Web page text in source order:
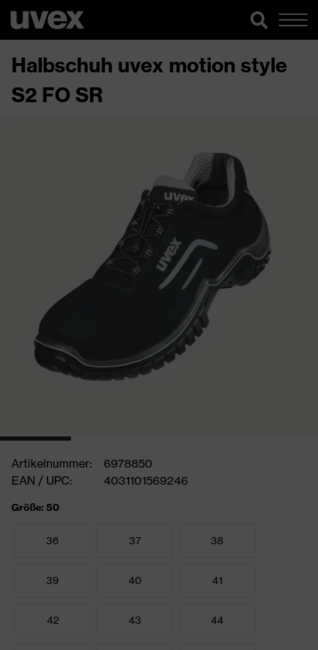
Halbschuh uvex motion style
S2 FO SR
Artikelnummer:
6978850
EAN / UPC:
4031101569246
Größe: 50
36 37 38
39 40 41
42 43 44